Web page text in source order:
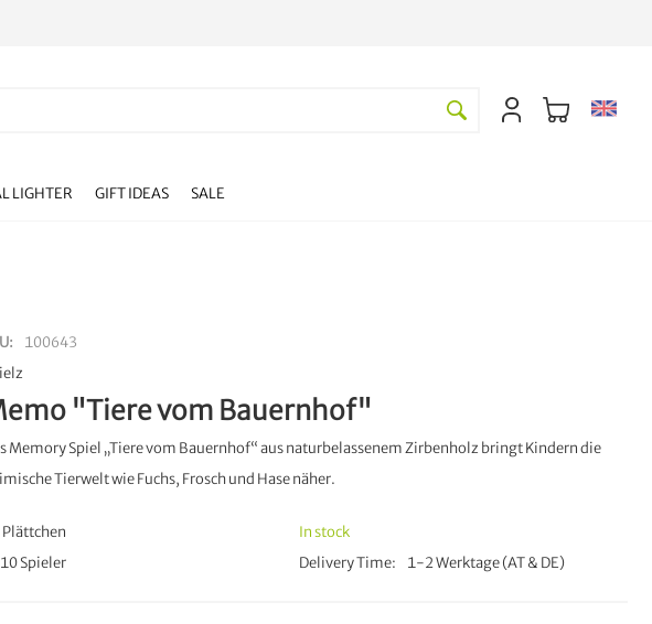
LIGHTER GIFT IDEAS SALE
100643
"Tiere vom Bauernhof"
Memory Spiel „Tiere vom Bauernhof“ aus naturbelassenem Zirbenholz bringt Kindern die
Tierwelt wie Fuchs, Frosch und Hase näher.
Plättchen
Spieler
In stock
Delivery Time
1-2 Werktage (AT & DE)